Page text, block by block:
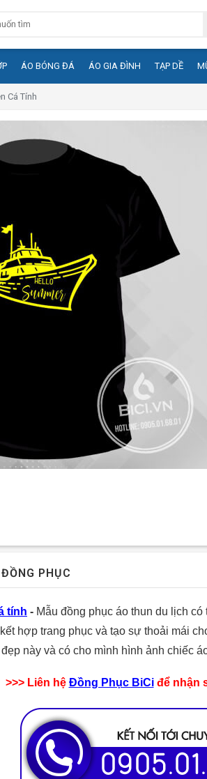
ÁO BÓNG ĐÁ ÁO GIA ĐÌNH TẠP DỀ
Cá Tính
PHỤC
tính - Mẫu đồng phục áo thun du lịch
hợp trang phục và tạo sự thoải mái
này và có cho mình hình ảnh chiếc
>>> Liên hệ Đồng Phục BiCi để nhận